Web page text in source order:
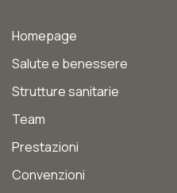
Homepage
Salute e benessere
Strutture sanitarie
Team
Prestazioni
Convenzioni